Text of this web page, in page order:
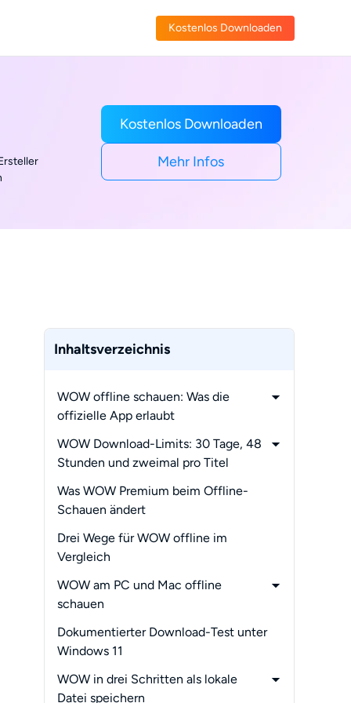
Kostenlos Downloaden
Kostenlos Downloaden
Mehr Infos
Inhaltsverzeichnis
WOW offline schauen: Was die
offizielle App erlaubt
- Unterstützte Geräte in Deutschland
- WOW App Download Schritt für
WOW Download-Limits: 30 Tage, 48
Stunden und zweimal pro Titel
- Warum fehlt das Download-Symbol?
Was WOW Premium beim Offline-
Schauen ändert
Drei Wege für WOW offline im
Vergleich
WOW am PC und Mac offline
schauen
- Was bei Bild, Ton und Dateien
möglich ist
Dokumentierter Download-Test unter
Windows 11
WOW in drei Schritten als lokale
Datei speichern